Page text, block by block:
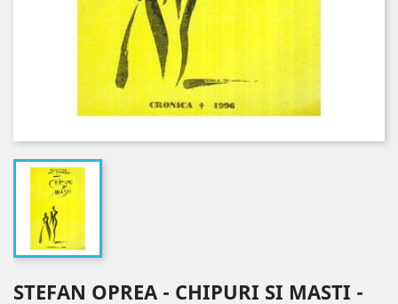
STEFAN OPREA - CHIPURI SI MASTI -